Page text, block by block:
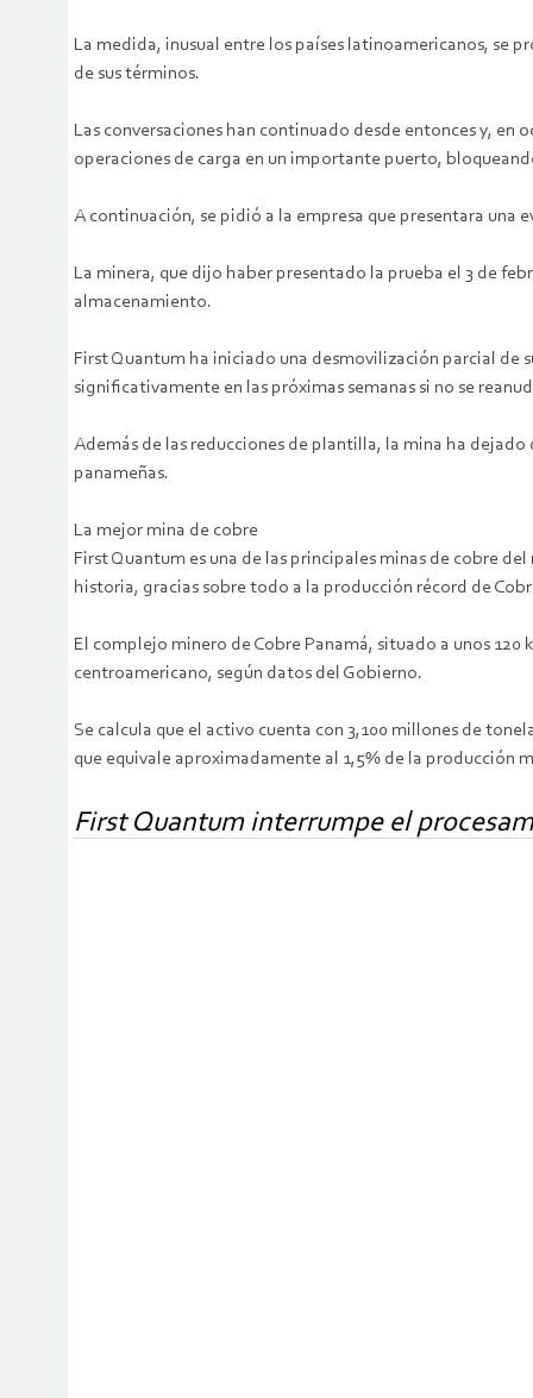
La medida, inusual entre los países latinoamericanos, se
de sus términos.
Las conversaciones han continuado desde entonces y, en
operaciones de carga en un importante puerto,
A continuación, se pidió a la empresa que presentara una
La minera, que dijo haber presentado la prueba el 3 de
almacenamiento.
First Quantum ha iniciado una desmovilización parcial de
significativamente en las próximas semanas si no se
Además de las reducciones de plantilla, la mina ha dejado
panameñas.
La mejor mina de cobre
First Quantum es una de las principales minas de cobre
historia, gracias sobre todo a la producción récord de
El complejo minero de Cobre Panamá, situado a unos
centroamericano, según datos del Gobierno.
Se calcula que el activo cuenta con 3,100 millones de
que equivale aproximadamente al 1,5% de la producción
First Quantum interrumpe el